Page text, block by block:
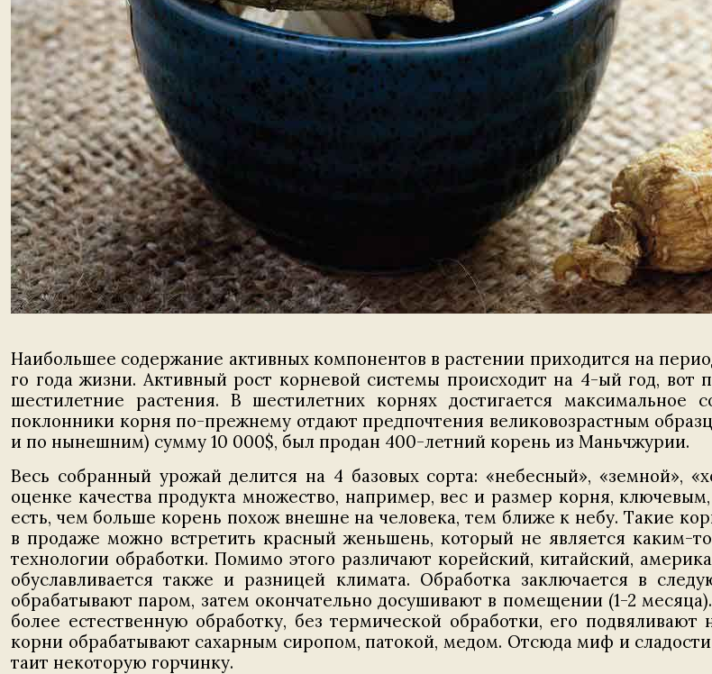
Наибольшее содержание активных компонентов в растении приходится на
го года жизни. Активный рост корневой системы происходит на 4-ый год,
шестилетние растения. В шестилетних корнях достигается максимальное
поклонники корня по-прежнему отдают предпочтения великовозрастным
и по нынешним) сумму 10 000$, был продан 400-летний корень из Маньчжурии.
Весь собранный урожай делится на 4 базовых сорта: «небесный», «земной»,
оценке качества продукта множество, например, вес и размер корня,
есть, чем больше корень похож внешне на человека, тем ближе к небу. Такие
в продаже можно встретить красный женьшень, который не является каким-
технологии обработки. Помимо этого различают корейский, китайский,
обуславливается также и разницей климата. Обработка заключается в
обрабатывают паром, затем окончательно досушивают в помещении (1-2
более естественную обработку, без термической обработки, его
корни обрабатывают сахарным сиропом, патокой, медом. Отсюда миф и
таит некоторую горчинку.